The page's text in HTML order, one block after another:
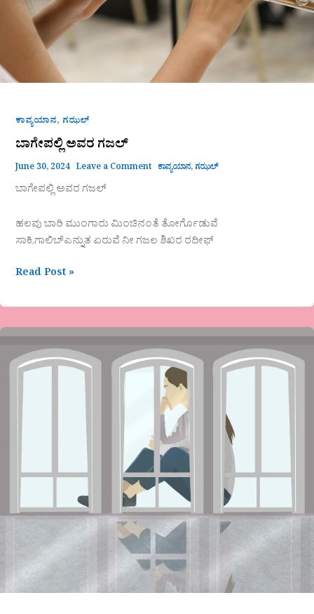
ಕಾವ್ಯಯಾನ, ಗಝಲ್
ಬಾಗೇಪಲ್ಲಿ ಅವರ ಗಜಲ್
June 30, 2024 Leave a Comment ಕಾವ್ಯಯಾನ, ಗಝಲ್
ಬಾಗೇಪಲ್ಲಿ ಅವರ ಗಜಲ್
ಹಲವು ಬಾರಿ ಮುಂಗಾರು ಮಿಂಚಿನಂತೆ ತೋರ್ಗೊಡುವೆ
ಸಾಕಿ,ಗಾಲಿಬ್ಎನ್ನುತ ಏರುವೆ ನೀ ಗಜಲ ಶಿಖರ ರದೀಫ್
Read Post »
‘ನಲವತ್ತರ
ನಂತರದ
ಸ್ಥಿತ್ಯಂತರದ
ವೀಣಾ
ಹೇಮಂತ್
ಪಾಟೀಲ್